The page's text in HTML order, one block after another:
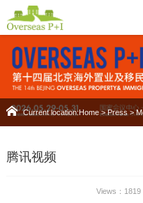
Current location:Home>Press>
腾讯视频
Views：1819